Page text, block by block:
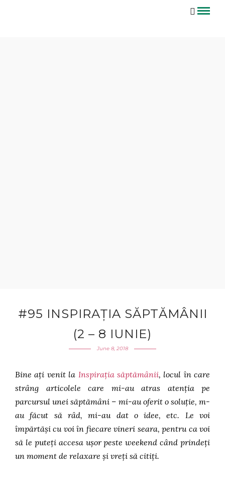
#95 INSPIRAȚIA SĂPTĂMÂNII
(2 – 8 IUNIE)
June 8, 2018
Bine ați venit la Inspirația săptămânii, locul în care
strâng articolele care mi-au atras atenția pe
parcursul unei săptămâni – mi-au oferit o soluție, m-
au făcut să râd, mi-au dat o idee, etc. Le voi
împărtăși cu voi în fiecare vineri seara, pentru ca voi
să le puteți accesa ușor peste weekend când prindeți
un moment de relaxare și vreți să citiți.